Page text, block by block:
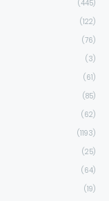
(445)
(122)
(76)
(3)
(61)
(85)
(62)
(1193)
(25)
(64)
(19)